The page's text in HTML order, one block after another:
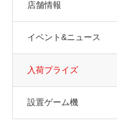
店舗情報
イベント&ニュース
入荷プライズ
設置ゲーム機